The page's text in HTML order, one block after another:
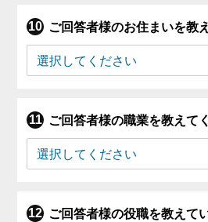
ご回答者様のお住まいを教
ご回答者様の職業を教えて
ご回答者様の役職を教えて